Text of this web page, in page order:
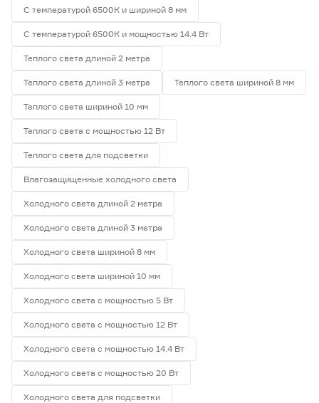
С температурой 6500К и шириной 8 мм
С температурой 6500К и мощностью 14.4 Вт
Теплого света длиной 2 метра
Теплого света длиной 3 метра Теплого света шириной 8 мм
Теплого света шириной 10 мм
Теплого света с мощностью 12 Вт
Теплого света для подсветки
Влагозащищенные холодного света
Холодного света длиной 2 метра
Холодного света длиной 3 метра
Холодного света шириной 8 мм
Холодного света шириной 10 мм
Холодного света с мощностью 5 Вт
Холодного света с мощностью 12 Вт
Холодного света с мощностью 14.4 Вт
Холодного света с мощностью 20 Вт
Холодного света для подсветки